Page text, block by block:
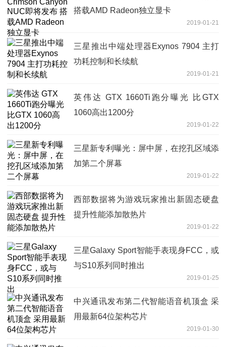
搭载AMD Radeon独立显卡
2019-01-21
三星推出中端处理器Exynos 7904 主打
功耗控制和长续航
2019-01-21
英伟达 GTX 1660Ti跑分曝光 比GTX
1060高出1200分
2019-01-22
三星新专利曝光：屏中屏，在挖孔区域添
加第二个屏幕
2019-01-22
西部数据将为游戏玩家推出新固态硬盘
提升性能添加散热片
2019-01-22
三星Galaxy Sport智能手表现身FCC，或
与S10系列同时推出
2019-01-25
中兴通讯发布第二代智能语音机顶盒 采
用最新64位架构芯片
2019-01-30